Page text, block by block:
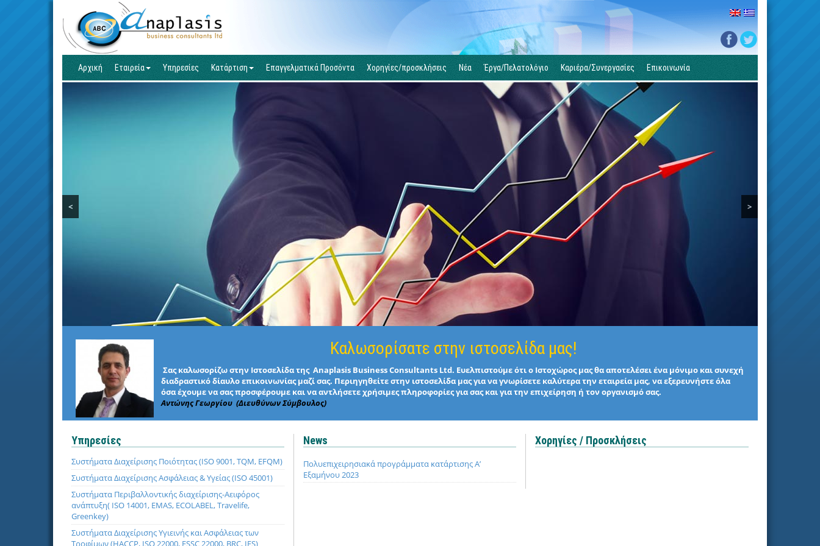
Αρχική Εταιρεία Υπηρεσίες Κατάρτιση Επαγγελματικά Προσόντα Χορηγίες/προσκλήσεις Νέα Έργα/Πελατολόγιο Καριέρα/Συνεργασίες Επικοινωνία
< >
Καλωσορίσατε στην ιστοσελίδα μας!
Σας καλωσορίζω στην Ιστοσελίδα της Anaplasis Business Consultants Ltd. Ευελπιστούμε ότι ο Ιστοχώρος μας θα αποτελέσει ένα μόνιμο και συνεχή
διαδραστικό δίαυλο επικοινωνίας μαζί σας. Περιηγηθείτε στην ιστοσελίδα μας για να γνωρίσετε καλύτερα την εταιρεία μας, να εξερευνήστε όλα
όσα έχουμε να σας προσφέρουμε και να αντλήσετε χρήσιμες πληροφορίες για σας και για την επιχείρηση ή τον οργανισμό σας.
Αντώνης Γεωργίου (Διευθύνων Σύμβουλος)
Υπηρεσίες
Συστήματα Διαχείρισης Ποιότητας (ISO 9001, TQM, EFQM)
Συστήματα Διαχείρισης Ασφάλειας & Υγείας (ISO 45001)
Συστήματα Περιβαλλοντικής διαχείρισης-Αειφόρος
ανάπτυξη( ISO 14001, EMAS, ECOLABEL, Travelife,
Greenkey)
Συστήματα Διαχείρισης Υγιεινής και Ασφάλειας των
Τροφίμων (HACCP, ISO 22000, FSSC 22000, BRC, IFS)
News
Πολυεπιχειρησιακά προγράμματα κατάρτισης Α’
Εξαμήνου 2023
Χορηγίες / Προσκλήσεις